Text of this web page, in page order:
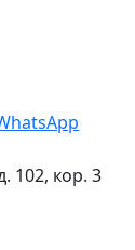
102, кор. 3